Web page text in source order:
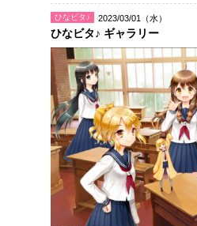
2023/03/01（水）
ひなビタ♪
ひなビタ♪ ギャラリー